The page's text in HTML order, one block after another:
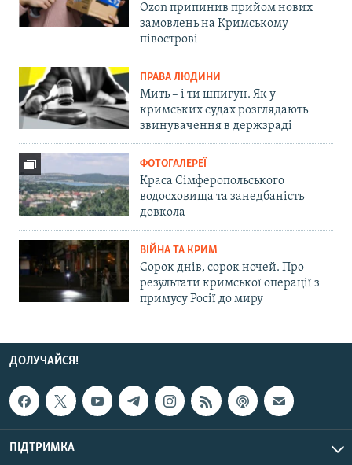
Ozon припинив прийом нових
замовлень на Кримському
півострові
ПРАВА ЛЮДИНИ
Мить – і ти шпигун. Як у
кримських судах розглядають
звинувачення в держзраді
ФОТОГАЛЕРЕЇ
Краса Сімферопольського
водосховища та занедбаність
довкола
ВІЙНА ТА КРИМ
Сорок днів, сорок ночей. Про
результати кримської операції з
примусу Росії до миру
ДОЛУЧАЙСЯ!
ПІДТРИМКА